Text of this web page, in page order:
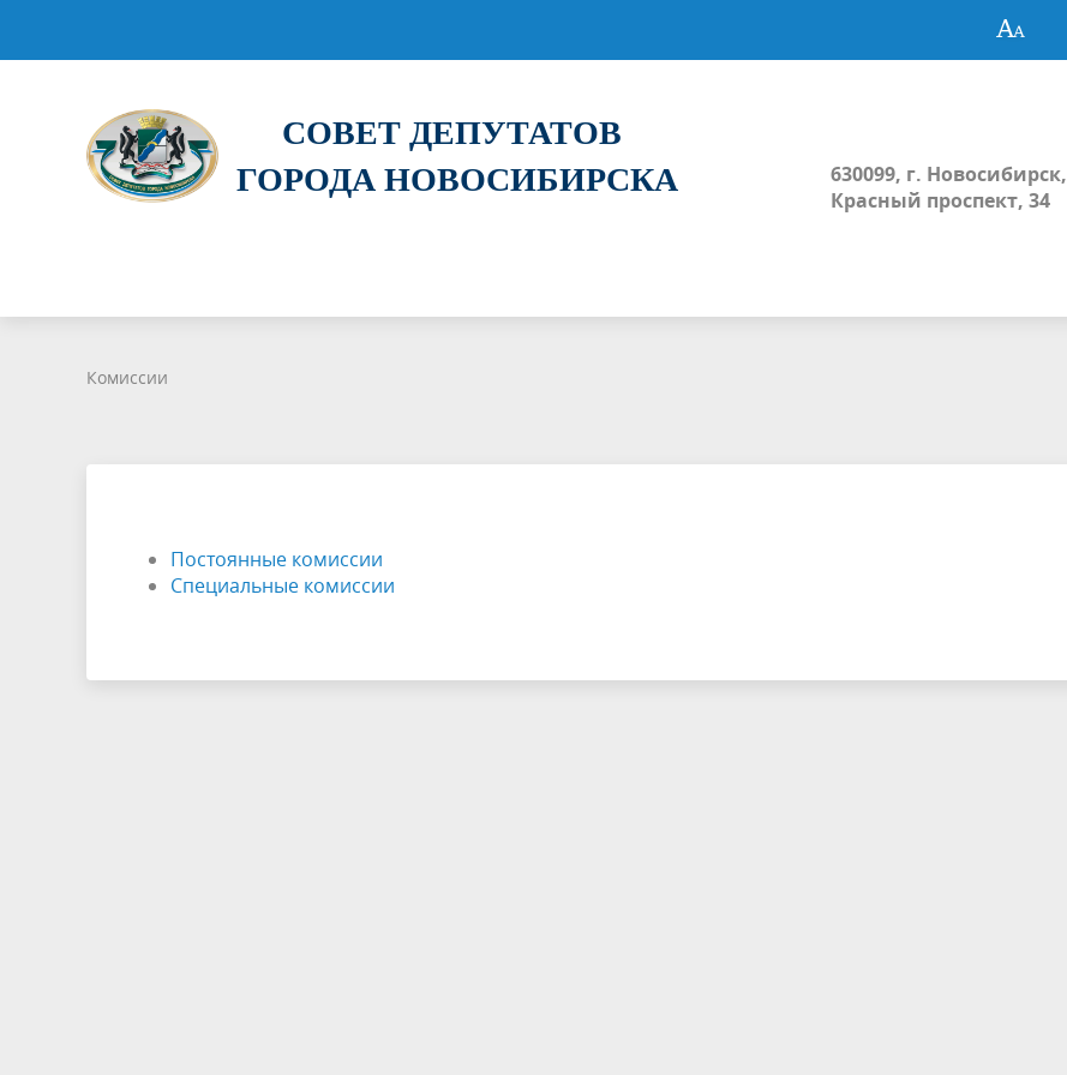
СОВЕТ ДЕПУТАТОВ
ГОРОДА НОВОСИБИРСКА
630099, г. Новосибирск,
Красный проспект, 34
Комиссии
Постоянные комиссии
Специальные комиссии